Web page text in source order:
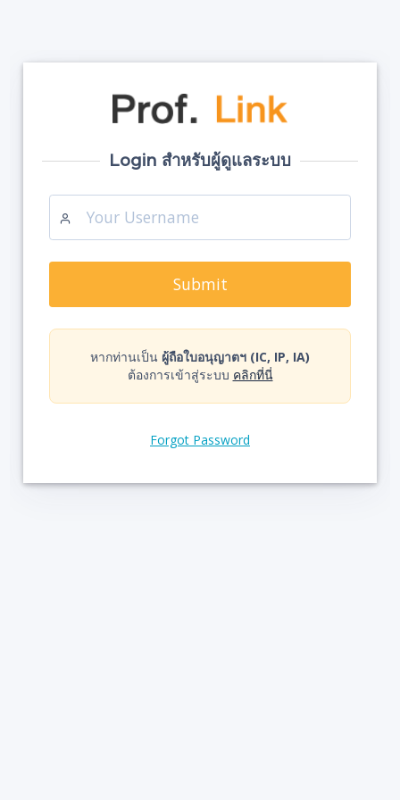
Login สำหรับผู้ดูแลระบบ
Submit
หากท่านเป็น ผู้ถือใบอนุญาตฯ (IC, IP, IA)
ต้องการเข้าสู่ระบบ คลิกที่นี่
Forgot Password